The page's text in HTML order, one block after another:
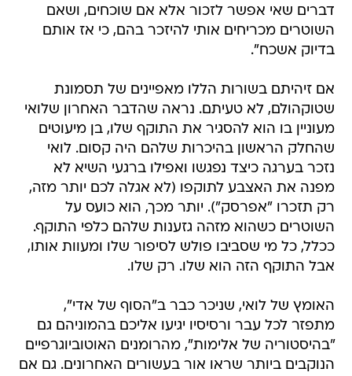
דברים שאי אפשר לזכור אלא אם שוכחים, ושאם
השוטרים מכריחים אותי להיזכר בהם, כי אז אותם
בדיוק אשכח".
אם זיהיתם בשורות הללו מאפיינים של תסמונת
שטוקהולם, לא טעיתם. נראה שהדבר האחרון שלואי
מעוניין בו הוא להסגיר את התוקף שלו, בן מיעוטים
שהחלק הראשון בהיכרות שלהם היה קסום. לואי
נזכר בערגה כיצד נפגשו ואפילו ברגעי השיא לא
מפנה את האצבע לתוקפו (לא אגלה לכם יותר מזה,
רק תזכרו "אפרסק"). יותר מכך, הוא כועס על
השוטרים כשהוא מזהה גזענות שלהם כלפי התוקף.
ככלל, כל מי שסביבו פולש לסיפור שלו ומעוות אותו,
אבל התוקף הזה הוא שלו. רק שלו.
האומץ של לואי, שניכר כבר ב"הסוף של אדי",
מתפזר לכל עבר ורסיסיו יגיעו אליכם בהמוניהם גם
"בהיסטוריה של אלימות", מהרומנים האוטוביוגרפיים
הנוקבים ביותר שראו אור בעשורים האחרונים. גם אם